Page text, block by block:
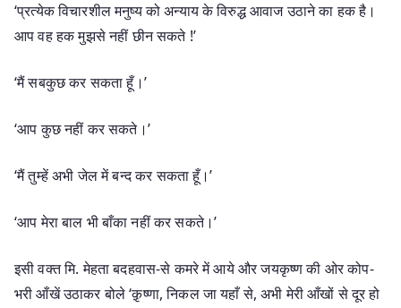
‘प्रत्येक विचारशील मनुष्य को अन्याय के विरुद्ध आवाज उठाने का हक है।
आप वह हक मुझसे नहीं छीन सकते !’
‘मैं सबकुछ कर सकता हूँ।’
‘आप कुछ नहीं कर सकते।’
‘मैं तुम्हें अभी जेल में बन्द कर सकता हूँ।’
‘आप मेरा बाल भी बाँका नहीं कर सकते।’
इसी वक्त मि. मेहता बदहवास-से कमरे में आये और जयकृष्ण की ओर कोप-
भरी आँखें उठाकर बोले ‘क़ृष्णा, निकल जा यहाँ से, अभी मेरी आँखों से दूर हो